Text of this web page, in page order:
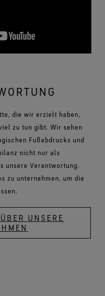
die wir erzielt haben,
zu tun gibt. Wir sehen
Fußabdrucks und
nicht nur als
unsere Verantwortung.
zu unternehmen, um die
UNSERE